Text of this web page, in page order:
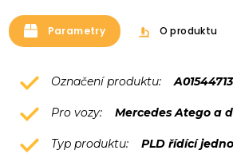
Parametry O produktu
Označení produktu:
Pro vozy: Mercedes Atego a
Typ produktu: PLD řídící